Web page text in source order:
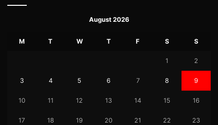
August 2026
M T W T F S S
1 2
3 4 5 6 7 8 9
10 11 12 13 14 15 16
17 18 19 20 21 22 23